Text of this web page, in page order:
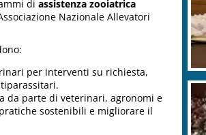
di assistenza zooiatrica
Nazionale Allevatori
per interventi su richiesta,
da parte di veterinari, agronomi e
sostenibili e migliorare il